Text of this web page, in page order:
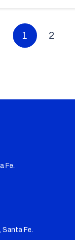
1 2
Fe.
Santa Fe.